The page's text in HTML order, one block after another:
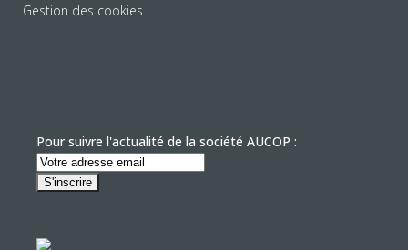
Gestion des cookies
Pour suivre l'actualité de la société AUCOP :